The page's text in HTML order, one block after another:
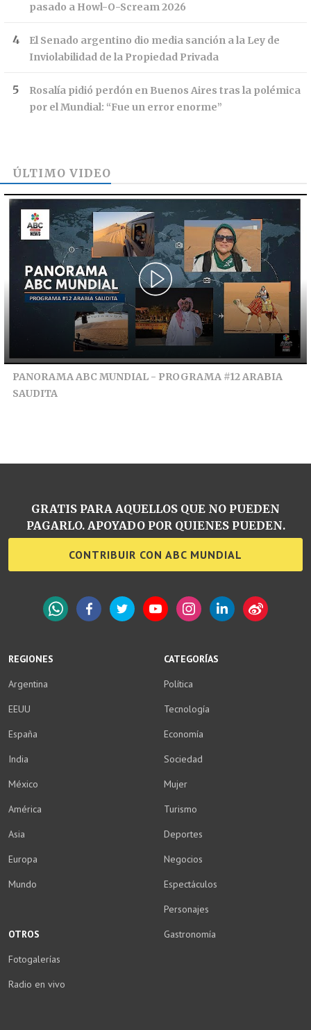
pasado a Howl-O-Scream 2026
El Senado argentino dio media sanción a la Ley de
Inviolabilidad de la Propiedad Privada
Rosalía pidió perdón en Buenos Aires tras la polémica
por el Mundial: “Fue un error enorme”
ÚLTIMO VIDEO
PANORAMA ABC MUNDIAL - PROGRAMA #12 ARABIA
SAUDITA
REGIONES
Argentina
EEUU
España
India
México
América
Asia
Europa
Mundo
CATEGORÍAS
Política
Tecnología
Economía
Sociedad
Mujer
Turismo
Deportes
Negocios
Espectáculos
Personajes
Gastronomía
OTROS
Fotogalerías
Radio en vivo
GRATIS PARA AQUELLOS QUE NO PUEDEN
PAGARLO. APOYADO POR QUIENES PUEDEN.
CONTRIBUIR CON ABC MUNDIAL